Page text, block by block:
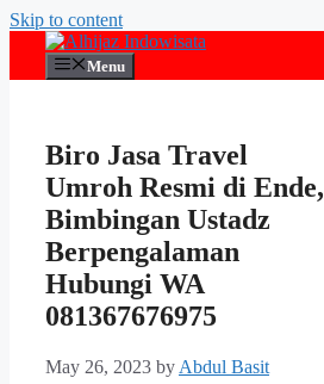
Skip to content
Menu
Biro Jasa Travel
Umroh Resmi di Ende,
Bimbingan Ustadz
Berpengalaman
Hubungi WA
081367676975
May 26, 2023 by Abdul Basit